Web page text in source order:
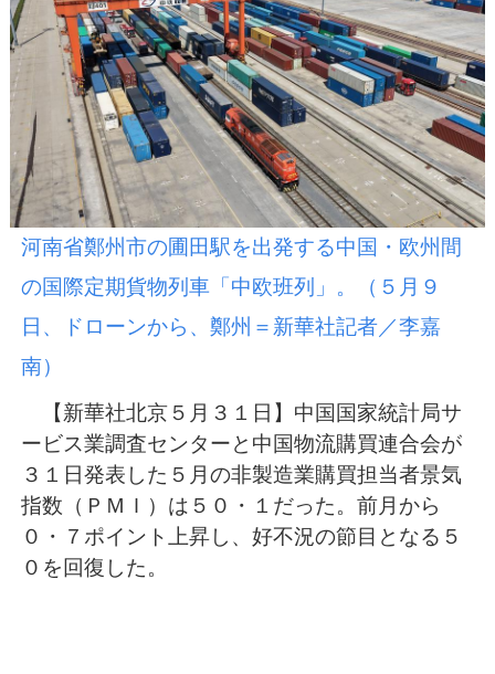
河南省鄭州市の圃田駅を出発する中国・欧州間
の国際定期貨物列車「中欧班列」。（５月９
日、ドローンから、鄭州＝新華社記者／李嘉
南）
【新華社北京５月３１日】中国国家統計局サ
ービス業調査センターと中国物流購買連合会が
３１日発表した５月の非製造業購買担当者景気
指数（ＰＭＩ）は５０・１だった。前月から
０・７ポイント上昇し、好不況の節目となる５
０を回復した。